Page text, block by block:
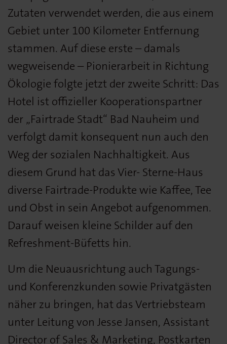
Zutaten verwendet werden, die aus einem
Gebiet unter 100 Kilometer Entfernung
stammen. Auf diese erste – damals
wegweisende – Pionierarbeit in Richtung
Ökologie folgte jetzt der zweite Schritt: Das
Hotel ist offizieller Kooperationspartner
der „Fairtrade Stadt“ Bad Nauheim und
verfolgt damit konsequent nun auch den
Weg der sozialen Nachhaltigkeit. Aus
diesem Grund hat das Vier- Sterne-Haus
diverse Fairtrade-Produkte wie Kaffee, Tee
und Obst in sein Angebot aufgenommen.
Darauf weisen kleine Schilder auf den
Refreshment-Büfetts hin.
Um die Neuausrichtung auch Tagungs-
und Konferenzkunden sowie Privatgästen
näher zu bringen, hat das Vertriebsteam
unter Leitung von Jesse Jansen, Assistant
Director of Sales & Marketing, Postkarten